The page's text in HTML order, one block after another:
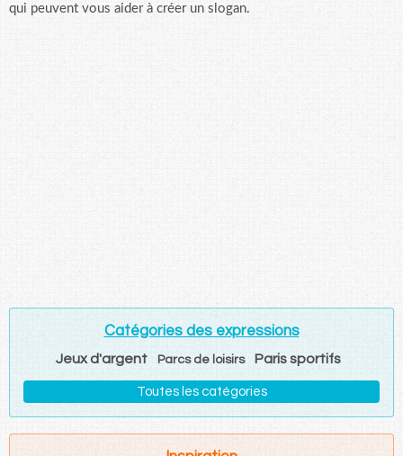
qui peuvent vous aider à créer un slogan.
Catégories des expressions
Jeux d'argent Parcs de loisirs Paris sportifs
Toutes les catégories